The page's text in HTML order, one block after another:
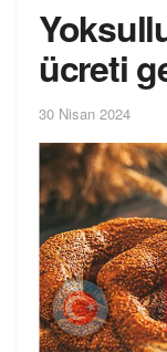
ücreti
30 Nisan 2024